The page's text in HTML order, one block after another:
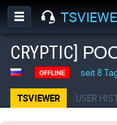
CRYPTIC]
OFFLINE seit 8
TSVIEWER USER